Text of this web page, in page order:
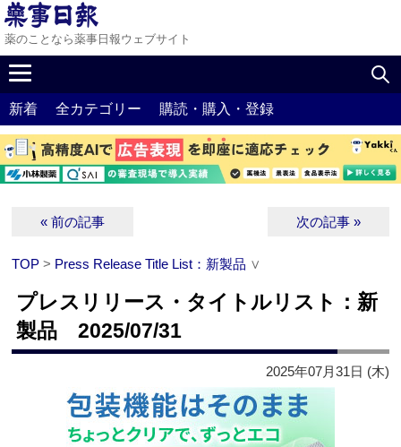
薬のことなら薬事日報ウェブサイト
新着 全カテゴリー 購読・購入・登録
« 前の記事 次の記事 »
TOP > Press Release Title List：新製品 ∨
プレスリリース・タイトルリスト：新
製品 2025/07/31
2025年07月31日 (木)